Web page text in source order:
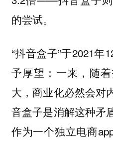
的尝试。
“抖音盒子”于2021年
予厚望：一来，随
大，商业化必然会对
音盒子是消解这种矛
作为一个独立电商